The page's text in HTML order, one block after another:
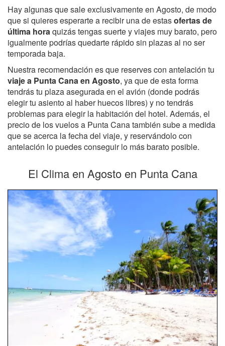
Hay algunas que sale exclusivamente en Agosto, de modo
que si quieres esperarte a recibir una de estasofertas de
última horaquizás tengas suerte y viajes muy barato, pero
igualmente podrías quedarte rápido sin plazas al no ser
temporada baja.
Nuestra recomendación es que reserves con antelación tu
viaje a Punta Cana en Agosto, ya que de esta forma
tendrás tu plaza asegurada en el avión (donde podrás
elegir tu asiento al haber huecos libres) y no tendrás
problemas para elegir la habitación del hotel. Además, el
precio de los vuelos a Punta Cana también sube a medida
que se acerca la fecha del viaje, y reservándolo con
antelación lo puedes conseguir lo más barato posible.
El Clima en Agosto en Punta Cana